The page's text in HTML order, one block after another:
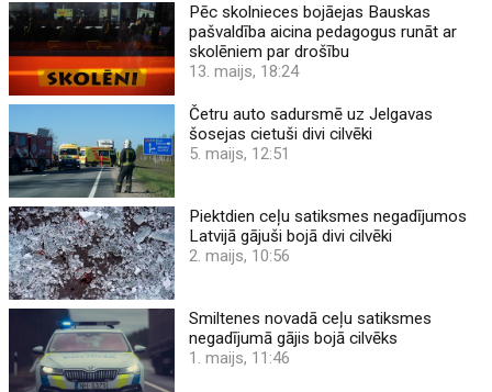
Pēc skolnieces bojāejas Bauskas
pašvaldība aicina pedagogus runāt ar
skolēniem par drošību
13. maijs, 18:24
Četru auto sadursmē uz Jelgavas
šosejas cietuši divi cilvēki
5. maijs, 12:51
Piektdien ceļu satiksmes negadījumos
Latvijā gājuši bojā divi cilvēki
2. maijs, 10:56
Smiltenes novadā ceļu satiksmes
negadījumā gājis bojā cilvēks
1. maijs, 11:46